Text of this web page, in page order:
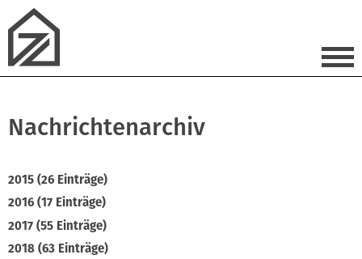
Nachrichtenarchiv
2015 (26 Einträge)
2016 (17 Einträge)
2017 (55 Einträge)
2018 (63 Einträge)